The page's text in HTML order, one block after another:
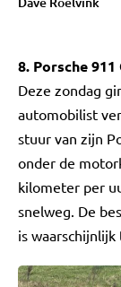
8. Porsche 911
Deze zondag
automobilist
stuur van zijn
onder de
kilometer per
snelweg. De
is waarschijnlijk